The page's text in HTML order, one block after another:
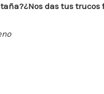
das tus trucos